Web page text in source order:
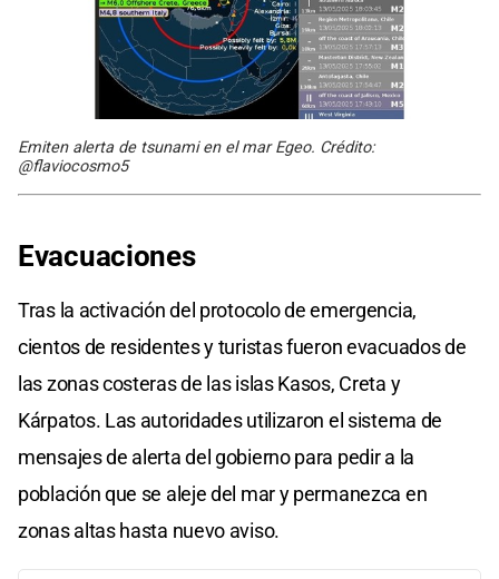
Emiten alerta de tsunami en el mar Egeo. Crédito:
@flaviocosmo5
Evacuaciones
Tras la activación del protocolo de emergencia,
cientos de residentes y turistas fueron evacuados de
las zonas costeras de las islas Kasos, Creta y
Kárpatos. Las autoridades utilizaron el sistema de
mensajes de alerta del gobierno para pedir a la
población que se aleje del mar y permanezca en
zonas altas hasta nuevo aviso.